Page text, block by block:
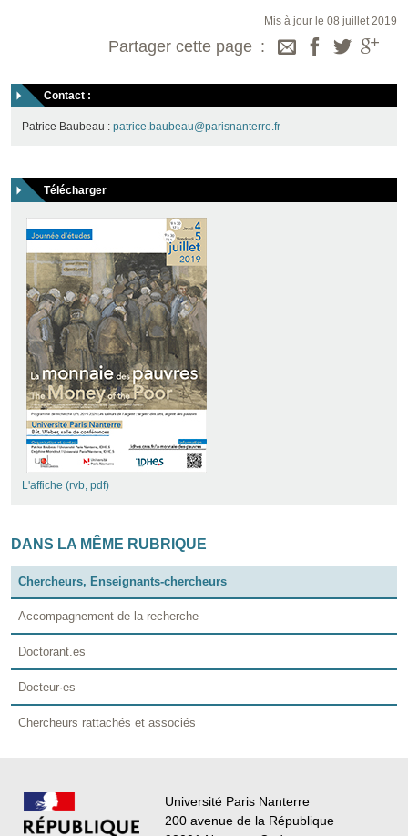
Mis à jour le 08 juillet 2019
Partager cette page
Contact :
Patrice Baubeau : patrice.baubeau@parisnanterre.fr
Télécharger
L'affiche (rvb, pdf)
DANS LA MÊME RUBRIQUE
Chercheurs, Enseignants-chercheurs
Accompagnement de la recherche
Doctorant.es
Docteur·es
Chercheurs rattachés et associés
Université Paris Nanterre
200 avenue de la République